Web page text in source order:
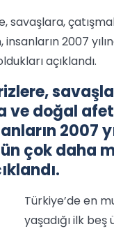
savaşlara,
2007
açıklandı.
ve doğal
2007
çok daha
Türkiye’de en
yaşadığı ilk beş